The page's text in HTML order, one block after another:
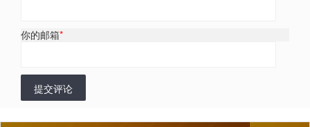
你的邮箱*
提交评论